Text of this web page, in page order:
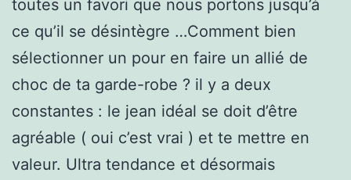
toutes un favori que nous portons jusqu’à
ce qu’il se désintègre …Comment bien
sélectionner un pour en faire un allié de
choc de ta garde-robe ? il y a deux
constantes : le jean idéal se doit d’être
agréable ( oui c’est vrai ) et te mettre en
valeur. Ultra tendance et désormais